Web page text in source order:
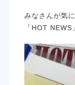
みなさんが気
「HOT NEWS
学校紹介
学科・専攻